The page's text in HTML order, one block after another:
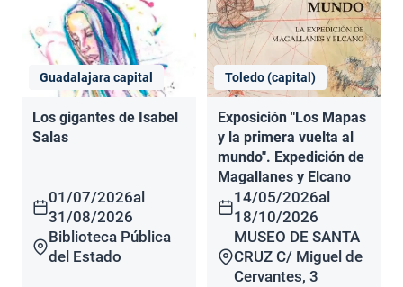
Guadalajara capital
Los gigantes de Isabel
Salas
01/07/2026al
31/08/2026
Biblioteca Pública
del Estado
Toledo (capital)
Exposición "Los Mapas
y la primera vuelta al
mundo". Expedición de
Magallanes y Elcano
14/05/2026al
18/10/2026
MUSEO DE SANTA
CRUZ C/ Miguel de
Cervantes, 3